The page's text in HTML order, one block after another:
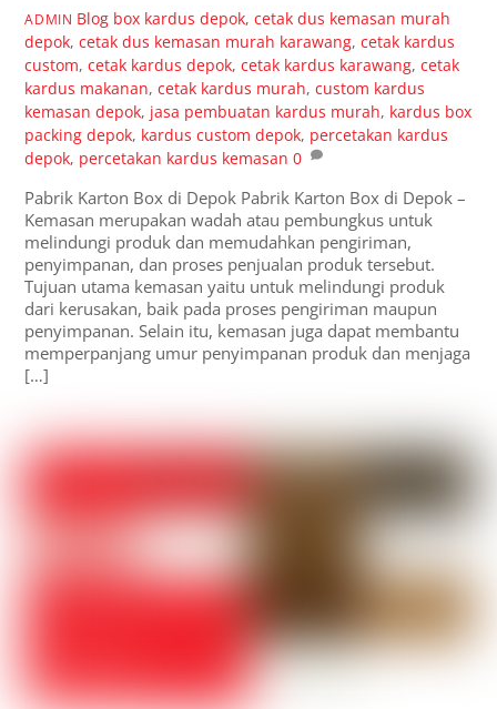
ADMIN Blog box kardus depok,cetak dus kemasan murah
depok,cetak dus kemasan murah karawang,cetak kardus
custom,cetak kardus depok,cetak kardus karawang,cetak
kardus makanan,cetak kardus murah,custom kardus
kemasan depok, jasa pembuatan kardus murah, kardus box
packing depok, kardus custom depok, percetakan kardus
depok, percetakan kardus kemasan 0
Pabrik Karton Box di Depok Pabrik Karton Box di Depok –
Kemasan merupakan wadah atau pembungkus untuk
melindungi produk dan memudahkan pengiriman,
penyimpanan, dan proses penjualan produk tersebut.
Tujuan utama kemasan yaitu untuk melindungi produk
dari kerusakan, baik pada proses pengiriman maupun
penyimpanan. Selain itu, kemasan juga dapat membantu
memperpanjang umur penyimpanan produk dan menjaga
[…]